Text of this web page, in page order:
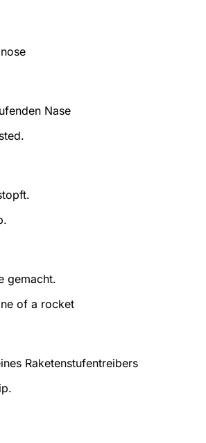
Nase
gemacht.
of a rocket
Raketenstufentreibers